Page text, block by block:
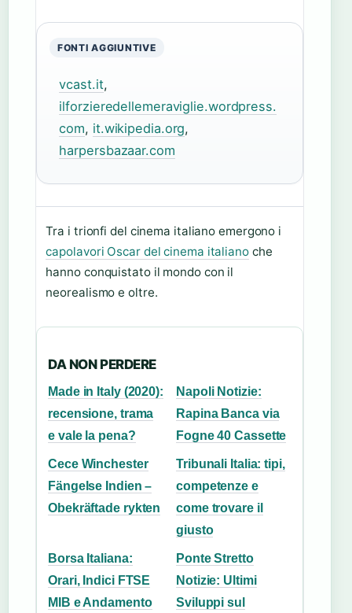
FONTI AGGIUNTIVE
vcast.it,
ilforzieredellemeraviglie.wordpress.
com, it.wikipedia.org,
harpersbazaar.com
Tra i trionfi del cinema italiano emergono i
capolavori Oscar del cinema italianoche
hanno conquistato il mondo con il
neorealismo e oltre.
DA NON PERDERE
Made in Italy (2020):
recensione, trama
e vale la pena?
Napoli Notizie:
Rapina Banca via
Fogne 40 Cassette
Cece Winchester
Fängelse Indien –
Obekräftade rykten
Tribunali Italia: tipi,
competenze e
come trovare il
giusto
Borsa Italiana:
Orari, Indici FTSE
MIB e Andamento
Ponte Stretto
Notizie: Ultimi
Sviluppi sul